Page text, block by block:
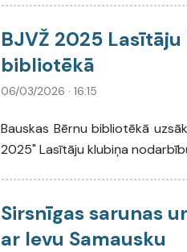
BJVŽ 2025
bibliotēkā
06/03/2026 · 16:15
Bauskas Bērnu bibliotēkā
2025" Lasītāju klubiņa
Sirsnīgas sarunas
ar Ievu Samausku